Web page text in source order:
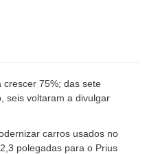
crescer 75%; das sete
seis voltaram a divulgar
carros usados no
polegadas para o Prius